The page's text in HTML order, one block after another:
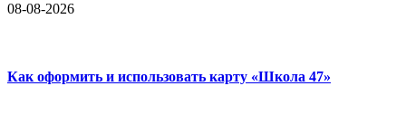
08-08-2026
Как оформить и использовать карту «Школа 47»